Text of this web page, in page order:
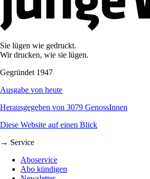
Sie lügen wie gedruckt.
Wir drucken, wie sie lügen.
Gegründet 1947
Ausgabe von heute
Herausgegeben von 3079 GenossInnen
Diese Website auf einen Blick
→ Service
Aboservice
Abo kündigen